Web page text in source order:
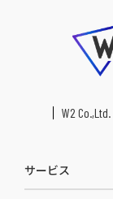
W2 Co.,Ltd.
サービス